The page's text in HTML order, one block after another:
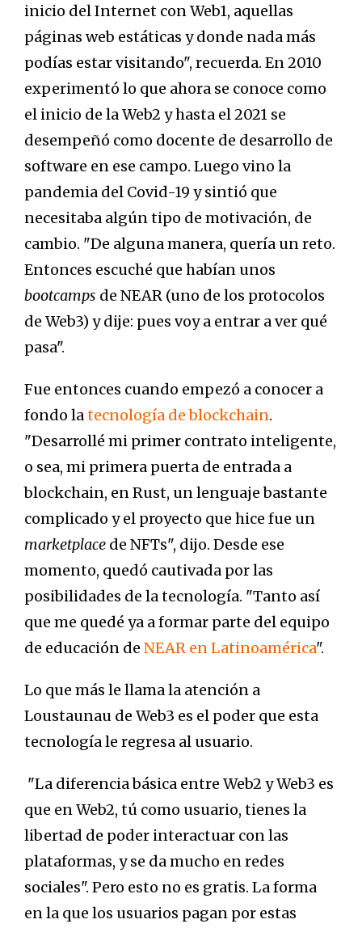
inicio del Internet con Web1, aquellas
páginas web estáticas y donde nada más
podías estar visitando", recuerda. En 2010
experimentó lo que ahora se conoce como
el inicio de la Web2 y hasta el 2021 se
desempeñó como docente de desarrollo de
software en ese campo. Luego vino la
pandemia del Covid-19 y sintió que
necesitaba algún tipo de motivación, de
cambio. "De alguna manera, quería un reto.
Entonces escuché que habían unos
bootcamps de NEAR (uno de los protocolos
de Web3) y dije: pues voy a entrar a ver qué
pasa".
Fue entonces cuando empezó a conocer a
fondo la tecnología de blockchain.
"Desarrollé mi primer contrato inteligente,
o sea, mi primera puerta de entrada a
blockchain, en Rust, un lenguaje bastante
complicado y el proyecto que hice fue un
marketplace de NFTs", dijo. Desde ese
momento, quedó cautivada por las
posibilidades de la tecnología. "Tanto así
que me quedé ya a formar parte del equipo
de educación de NEAR en Latinoamérica".
Lo que más le llama la atención a
Loustaunau de Web3 es el poder que esta
tecnología le regresa al usuario.
"La diferencia básica entre Web2 y Web3 es
que en Web2, tú como usuario, tienes la
libertad de poder interactuar con las
plataformas, y se da mucho en redes
sociales". Pero esto no es gratis. La forma
en la que los usuarios pagan por estas